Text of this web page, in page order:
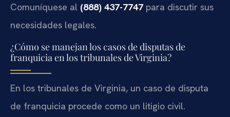
Comuníquese al (888) 437-7747 para discutir sus
necesidades legales.
¿Cómo se manejan los casos de disputas de
franquicia en los tribunales de Virginia?
En los tribunales de Virginia, un caso de disputa
de franquicia procede como un litigio civil.